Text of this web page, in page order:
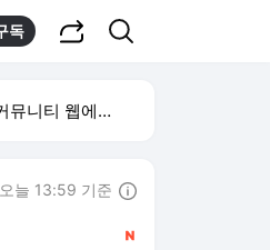
독
티 웹에서 보기
오늘 13:59 기준